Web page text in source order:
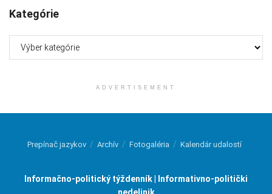
Kategórie
ADVERTISEMENT
Prepínač jazykov Archív Fotogaléria Kalendár udalostí
Informačno-politický týždenník | Informativno-politički